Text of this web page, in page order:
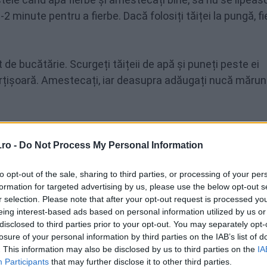
- Do Not Process My Personal Information
opt-out of the sale, sharing to third parties, or processing of your
for targeted advertising by us, please use the below opt-out
selection. Please note that after your opt-out request is processed
interest-based ads based on personal information utilized by us
to third parties prior to your opt-out. You may separately
of your personal information by third parties on the IAB’s list of
This information may also be disclosed by us to third parties on the
Participants that may further disclose it to other third parties.
minute pentru a fierbe. Dacă folosiți tăiței la pungă,
bucătărie. Scurgeți tăițeii de apă și puneți peste ei
Amestecați, iar deasupra adăugați nucă
EMAIL